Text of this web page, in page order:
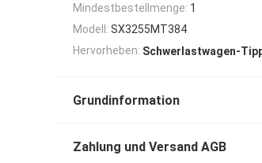
Mindestbestellmenge: 1
Modell: SX3255MT384
Hervorheben: Schwerlastwagen-
Grundinformation
Zahlung und Versand AGB